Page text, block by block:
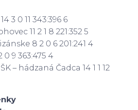
3 0 11 343:396 6
11 2 1 8 221:352 5
8 2 0 6 201:241 4
0 9 363:475 4
– hádzaná Čadca 14 1 1 12